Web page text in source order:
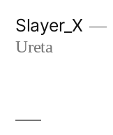
Slayer_X
Ureta